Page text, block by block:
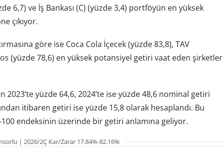
6,7) ve İş Bankası (C) (yüzde 3,4) portföyün en yüksek
çıkıyor.
göre ise Coca Cola İçecek (yüzde 83,8), TAV
(yüzde 78,6) en yüksek potansiyel getiri vaat eden şirketler
2023’te yüzde 64,6, 2024’te ise yüzde 48,6 nominal getiri
itibaren getiri ise yüzde 15,8 olarak hesaplandı. Bu
endeksinin üzerinde bir getiri anlamına geliyor.
| 2026/2Ç Kar/Zarar 17.84%-82.16%